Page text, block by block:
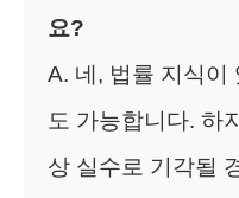
요?
A. 네, 법률 지식이
도 가능합니다. 하
상 실수로 기각될